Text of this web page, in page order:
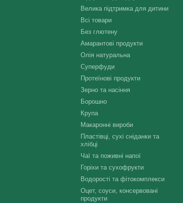
Велика підтримка для дитини
Всі товари
Без глютену
Амарантові продукти
Олія натуральна
Суперфуди
Протеїнові продукти
Зерно та насіння
Борошно
Крупа
Макаронні вироби
Пластівці, сухі сніданки та
хлібці
Чаї та поживні напої
Горіхи та сухофрукти
Водорості та фітокомплекси
Оцет, соуси, консервовані
продукти